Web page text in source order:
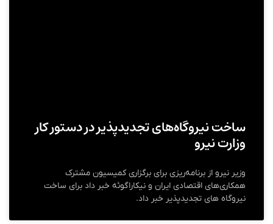
ساخت نیروگاه‌های تجدید‌پذیر در دستور کار
وزارت نیرو
وزیر نیرو از برنامه‌ریزی برای برگزاری کمیسیون مشترک
همکاری‌های اقتصادی ایران و نیکاراگوئه خبر داد برای ساخت
نیروگاه های تجدیدپذیر خبر داد.